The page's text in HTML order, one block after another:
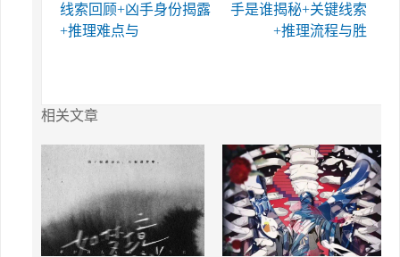
线索回顾+凶手身份揭露
+推理难点与
手是谁揭秘+关键线索
+推理流程与胜
相关文章